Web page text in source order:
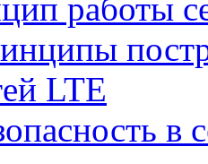
работы
LTE
в